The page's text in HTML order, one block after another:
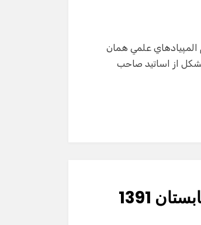
علمي همان
از اساتيد صاحب
1391